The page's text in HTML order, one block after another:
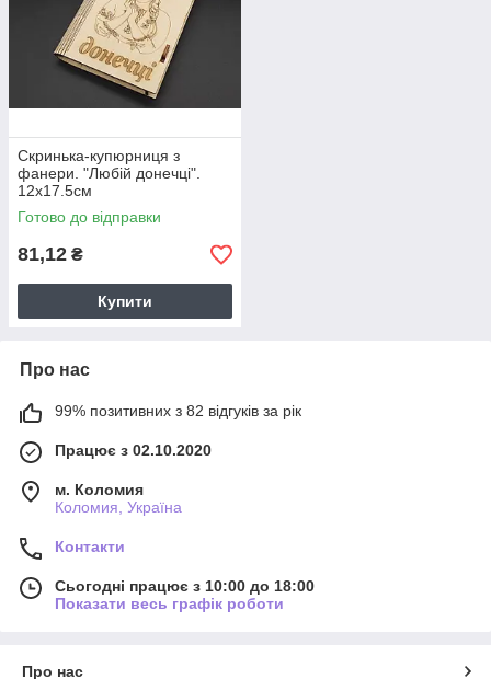
Скринька-купюрниця з
фанери. "Любій донечці".
12х17.5см
Готово до відправки
81,12 ₴
Купити
Про нас
99% позитивних з 82 відгуків за рік
Працює з 02.10.2020
м. Коломия
Коломия, Україна
Контакти
Сьогодні працює з 10:00 до 18:00
Показати весь графік роботи
Про нас